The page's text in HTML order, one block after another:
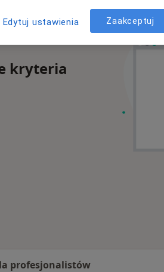
kryteria
profesjonalistów
Edytuj ustawienia Zaakceptuj